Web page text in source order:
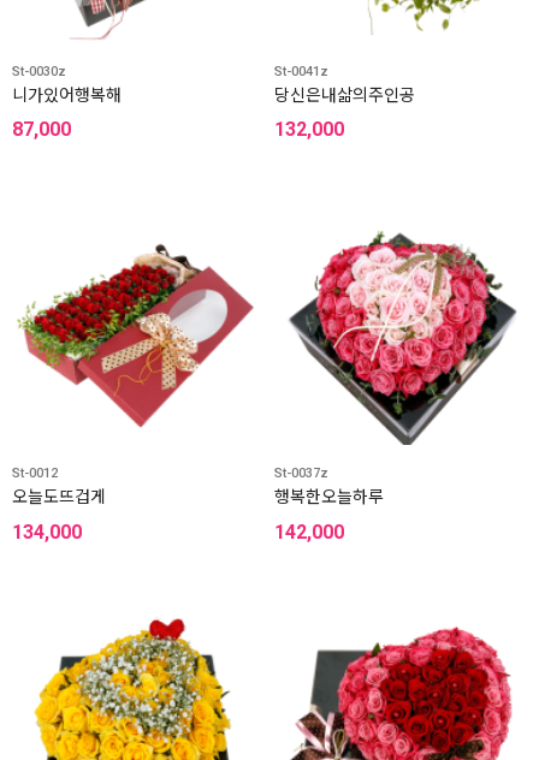
St-0030z
니가있어행복해
87,000
St-0041z
당신은내삶의주인공
132,000
St-0012
오늘도뜨겁게
134,000
St-0037z
행복한오늘하루
142,000